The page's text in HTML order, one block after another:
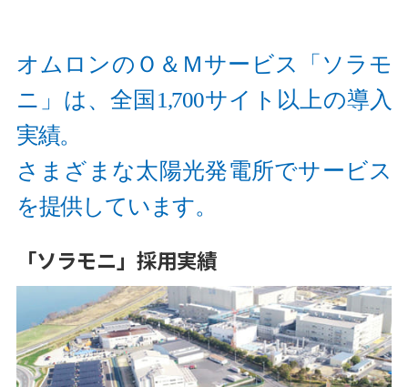
オムロンのＯ＆Ｍサービス「ソラモ
ニ」は、全国1,700サイト以上の導入
実績。
さまざまな太陽光発電所でサービス
を提供しています。
「ソラモニ」採用実績